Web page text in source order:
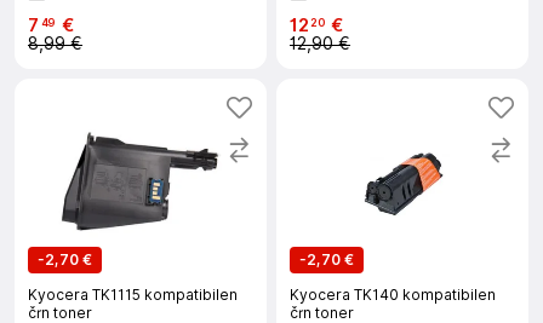
7 49 €
8,99 €
12 20 €
12,90 €
-2,70 €
Kyocera TK1115 kompatibilen
črn toner
-2,70 €
Kyocera TK140 kompatibilen
črn toner